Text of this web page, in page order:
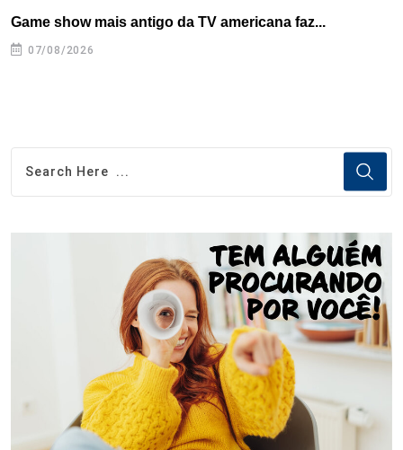
Game show mais antigo da TV americana faz...
07/08/2026